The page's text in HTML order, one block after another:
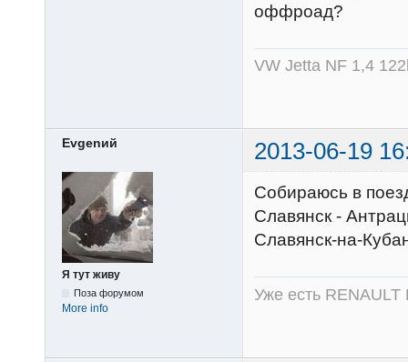
оффроад?
VW Jetta NF 1,4
Evgenий 2013-06-19
Я тут живу
Поза форумом
More info
Собираюсь в
Славянск -
Славянск-на-
Уже есть